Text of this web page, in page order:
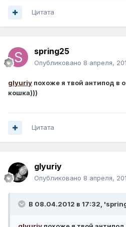
Цитата
spring25
Опубликовано 8 апреля,
glyuriy похоже я твой антипод в
кошка)))
Цитата
glyuriy
Опубликовано 8 апреля,
В 08.04.2012 в 17:32,